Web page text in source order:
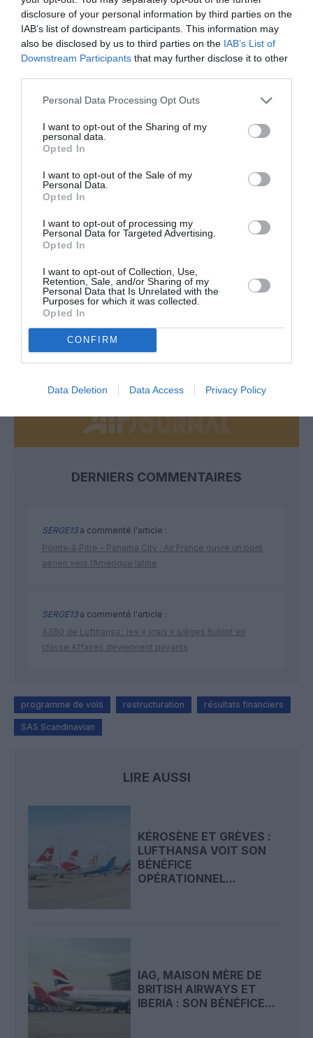
disclosure of your personal information by third parties on the
IAB’s list of downstream participants. This information may
also be disclosed by us to third parties on the IAB’s List of
Downstream Participants that may further disclose it to other
Personal Data Processing Opt Outs
I want to opt-out of the Sharing of my
personal data.
Opted In
I want to opt-out of the Sale of my
Personal Data.
Opted In
I want to opt-out of processing my
Personal Data for Targeted Advertising.
Opted In
I want to opt-out of Collection, Use,
Retention, Sale, and/or Sharing of my
Personal Data that Is Unrelated with the
Purposes for which it was collected.
Opted In
CONFIRM
Data Deletion Data Access Privacy Policy
PARTAGER L'ARTICLE
Aucun commentaire !
LAISSER UN COMMENTAIRE
FAIRE UN DON
Appel aux lecteurs !
Soutenez Air Journal participez
à son
NOUS SOUTENIR
DERNIERS COMMENTAIRES
SERGE13a commenté l'article :
Pointe‑à‑Pitre – Panama City : Air France ouvre un pont
aérien vers l’Amérique latine
SERGE13a commenté l'article :
A380 de Lufthansa : les « vrais » sièges hublot en
classe Affaires deviennent payants
programme de vols restructuration résultats financiers
SAS Scandinavian
LIRE AUSSI
KÉROSÈNE ET GRÈVES :
LUFTHANSA VOIT SON
BÉNÉFICE
OPÉRATIONNEL...
IAG, MAISON MÈRE DE
BRITISH AIRWAYS ET
IBERIA : SON BÉNÉFICE...